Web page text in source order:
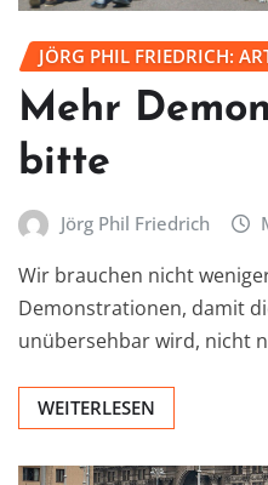
JÖRG PHIL FRIEDRICH:
Mehr
bitte
Jörg Phil Friedrich
Wir brauchen nicht
Demonstrationen, damit
unübersehbar wird, nicht
WEITERLESEN